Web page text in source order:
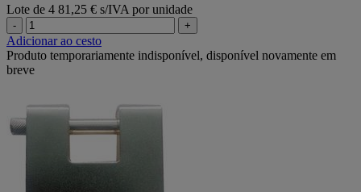
Lote de 4 81,25 € s/IVA por unidade
- +
Adicionar ao cesto
Produto temporariamente indisponível, disponível novamente em
breve